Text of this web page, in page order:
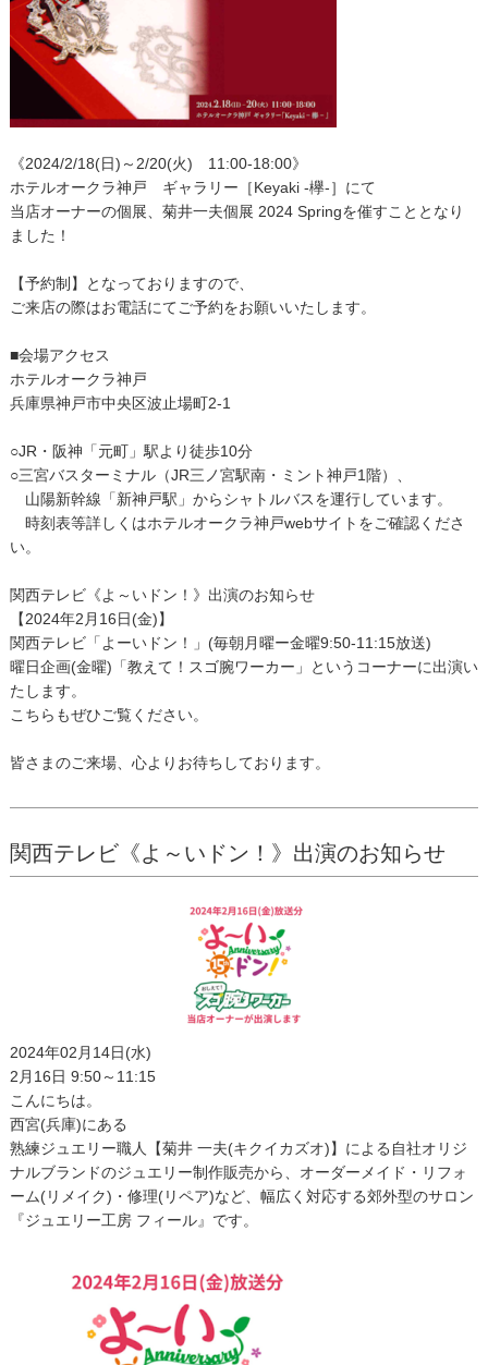
《2024/2/18(日)～2/20(火) 11:00-18:00》
ホテルオークラ神戸 ギャラリー［Keyaki -欅-］にて
当店オーナーの個展、菊井一夫個展 2024 Springを催すこととなり
ました！
【予約制】となっておりますので、
ご来店の際はお電話にてご予約をお願いいたします。
■会場アクセス
ホテルオークラ神戸
兵庫県神戸市中央区波止場町2-1
○JR・阪神「元町」駅より徒歩10分
○三宮バスターミナル（JR三ノ宮駅南・ミント神戸1階）、
山陽新幹線「新神戸駅」からシャトルバスを運行しています。
時刻表等詳しくはホテルオークラ神戸webサイトをご確認くださ
い。
関西テレビ《よ～いドン！》出演のお知らせ
【2024年2月16日(金)】
関西テレビ「よーいドン！」(毎朝月曜ー金曜9:50-11:15放送)
曜日企画(金曜)「教えて！スゴ腕ワーカー」というコーナーに出演い
たします。
こちらもぜひご覧ください。
皆さまのご来場、心よりお待ちしております。
関西テレビ《よ～いドン！》出演のお知らせ
2024年02月14日(水)
2月16日 9:50～11:15
こんにちは。
西宮(兵庫)にある
熟練ジュエリー職人【菊井 一夫(キクイカズオ)】による自社オリジ
ナルブランドのジュエリー制作販売から、オーダーメイド・リフォ
ーム(リメイク)・修理(リペア)など、幅広く対応する郊外型のサロン
『ジュエリー工房 フィール』です。